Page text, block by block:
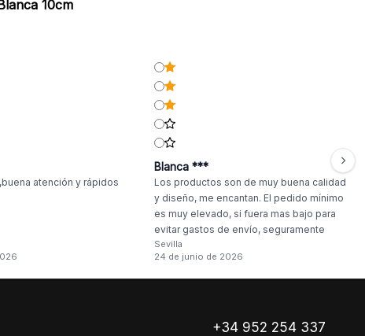
10cm
atención y rápidos
Blanca ***
Los productos son de muy buena calidad
y diseño, me encantan. El pedido mínimo
es muy elevado, si fuera mas bajo para
evitar gastos de envío, seguramente
haría compras más a menudo.
Sevilla
24 de junio de 2026
+34 952 254 337